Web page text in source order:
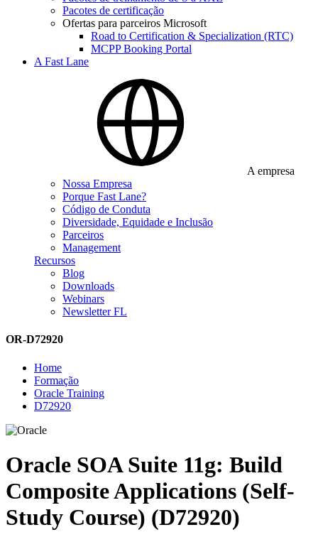
Pacotes de certificação
Ofertas para parceiros Microsoft
Road to Certification & Specialization (RTC)
MCPP Booking Portal
A Fast Lane
A empresa
Nossa Empresa
Porque Fast Lane?
Código de Conduta
Diversidade, Equidade e Inclusão
Parceiros
Management
Recursos
Blog
Downloads
Webinars
Newsletter FL
OR-D72920
Home
Formação
Oracle Training
D72920
Oracle SOA Suite 11g: Build
Composite Applications (Self-
Study Course) (D72920)